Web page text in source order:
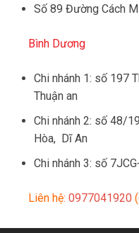
Số 89 Đường Cách
Bình Dương
Chi nhánh 1: số 197
Thuận an
Chi nhánh 2: số 48/
Hòa, Dĩ An
Chi nhánh 3: số
Liên hệ: 0977041920